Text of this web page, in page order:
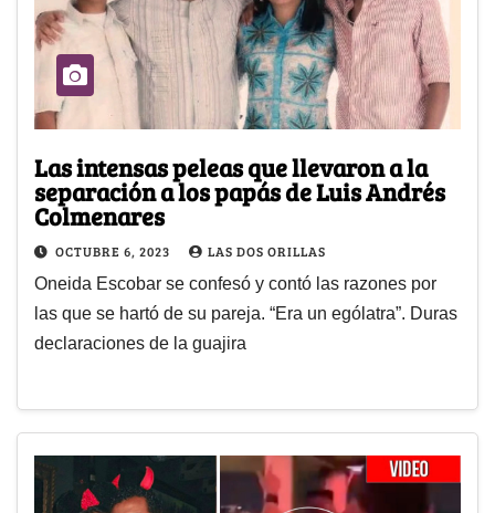
Las intensas peleas que llevaron a la
separación a los papás de Luis Andrés
Colmenares
OCTUBRE 6, 2023 LAS DOS ORILLAS
Oneida Escobar se confesó y contó las razones por
las que se hartó de su pareja. “Era un ególatra”. Duras
declaraciones de la guajira